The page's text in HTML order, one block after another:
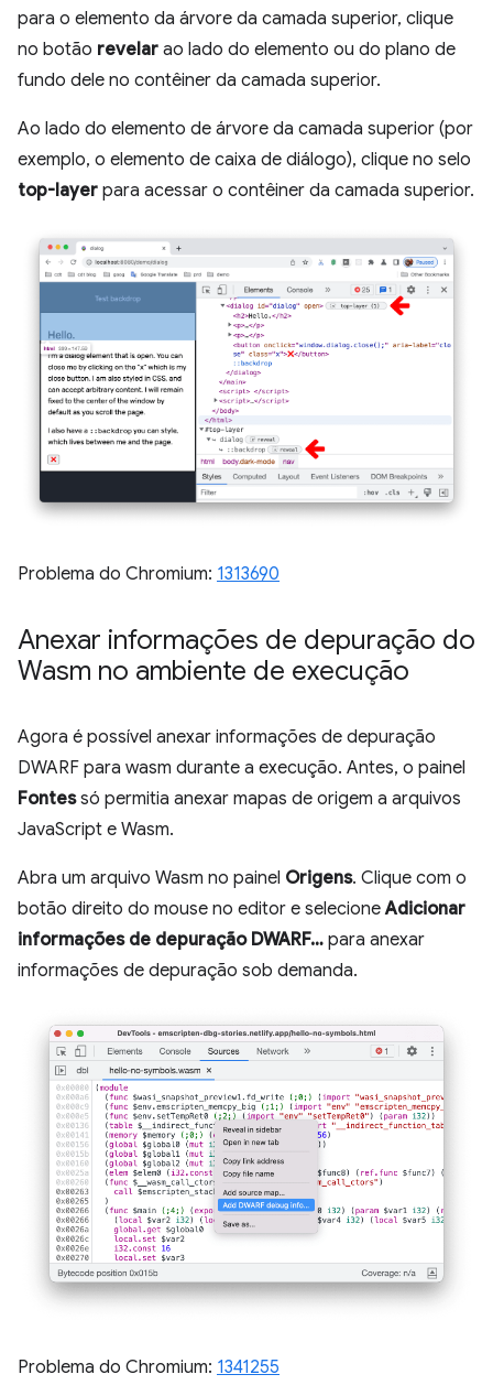
para o elemento da árvore da camada superior, clique
no botão revelar ao lado do elemento ou do plano de
fundo dele no contêiner da camada superior.
Ao lado do elemento de árvore da camada superior (por
exemplo, o elemento de caixa de diálogo), clique no selo
top-layer para acessar o contêiner da camada superior.
Problema do Chromium: 1313690
Anexar informações de depuração do
Wasm no ambiente de execução
Agora é possível anexar informações de depuração
DWARF para wasm durante a execução. Antes, o painel
Fontessó permitia anexar mapas de origem a arquivos
JavaScript e Wasm.
Abra um arquivo Wasm no painel Origens. Clique com o
botão direito do mouse no editor e selecioneAdicionar
informações de depuração DWARF… para anexar
informações de depuração sob demanda.
Problema do Chromium: 1341255